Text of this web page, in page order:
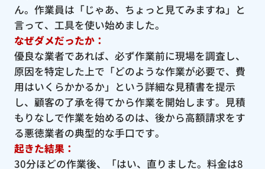
ん。作業員は「じゃあ、ちょっと見てみますね」と
言って、工具を使い始めました。
なぜダメだったか：
優良な業者であれば、必ず作業前に現場を調査し、
原因を特定した上で「どのような作業が必要で、費
用はいくらかかるか」という詳細な見積書を提示
し、顧客の了承を得てから作業を開始します。見積
もりなしで作業を始めるのは、後から高額請求をす
る悪徳業者の典型的な手口です。
起きた結果：
30分ほどの作業後、「はい、直りました。料金は8